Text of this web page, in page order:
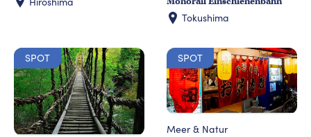
Tokushima
SPOT SPOT
Meer & Natur